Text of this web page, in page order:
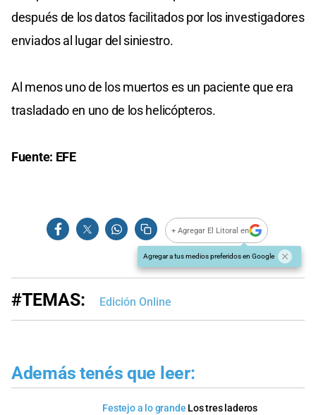
después de los datos facilitados por los investigadores
enviados al lugar del siniestro.
Al menos uno de los muertos es un paciente que era
trasladado en uno de los helicópteros.
Fuente: EFE
+ Agregar El Litoral en
Agregar a tus medios preferidos en Google
#TEMAS: Edición Online
Además tenés que leer:
Festejo a lo grande Los tres laderos